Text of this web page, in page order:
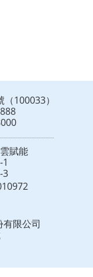
100033）
賦能
3
限公司